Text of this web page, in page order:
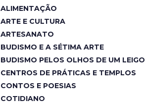
ALIMENTAÇÃO
ARTE E CULTURA
ARTESANATO
BUDISMO E A SÉTIMA ARTE
BUDISMO PELOS OLHOS DE UM LEIGO
CENTROS DE PRÁTICAS E TEMPLOS
CONTOS E POESIAS
COTIDIANO